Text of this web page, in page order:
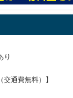
り
交通費無料）】